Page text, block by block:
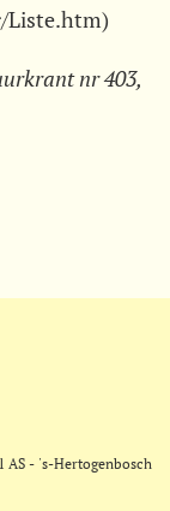
Liste.htm)
nr 403,
AS - 's-Hertogenbosch